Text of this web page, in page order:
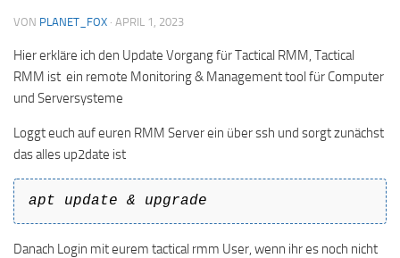
VON PLANET_FOX · APRIL 1, 2023
Hier erkläre ich den Update Vorgang für Tactical RMM, Tactical
RMM ist ein remote Monitoring & Management tool für Computer
und Serversysteme
Loggt euch auf euren RMM Server ein über ssh und sorgt zunächst
das alles up2date ist
apt update & upgrade
Danach Login mit eurem tactical rmm User, wenn ihr es noch nicht